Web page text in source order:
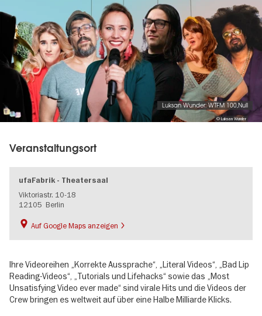
© Luksan Wunder
Luksan Wunder: WTFM 100,Null
Veranstaltungsort
ufaFabrik - Theatersaal
Viktoriastr. 10-18
12105 Berlin
Auf Google Maps anzeigen
Ihre Videoreihen „Korrekte Aussprache“, „Literal Videos“, „Bad Lip
Reading-Videos“, „Tutorials und Lifehacks“ sowie das „Most
Unsatisfying Video ever made“ sind virale Hits und die Videos der
Crew bringen es weltweit auf über eine Halbe Milliarde Klicks.